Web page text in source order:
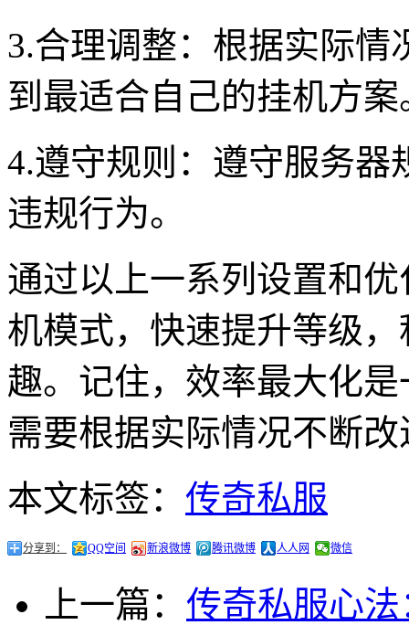
3.合理调整：根据实际
到最适合自己的挂机方案
4.遵守规则：遵守服务器
违规行为。
通过以上一系列设置和
机模式，快速提升等级
趣。记住，效率最大化
需要根据实际情况不断改
本文标签： 传奇私服
分享到： QQ空间 新浪微博 腾讯微博 人人网 微信
上一篇： 传奇私服心